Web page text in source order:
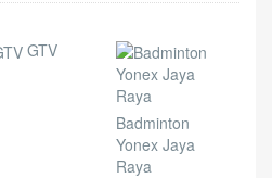
GTV
Badminton
Yonex Jaya
Raya